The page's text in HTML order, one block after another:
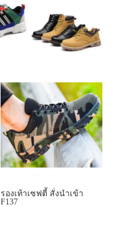
รองเท้าเซฟตี้ สั่งนำเข้า
F137